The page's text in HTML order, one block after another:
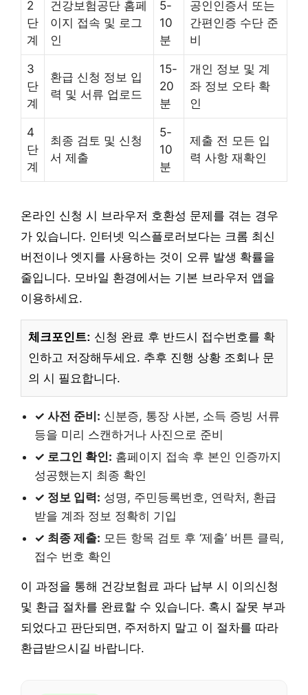
2
단
계
건강보험공단 홈페
이지 접속 및 로그
인
5-
10
분
공인인증서 또는
간편인증 수단 준
비
3
단
계
환급 신청 정보 입
력 및 서류 업로드
15-
20
분
개인 정보 및 계
좌 정보 오타 확
인
4
단
계
최종 검토 및 신청
서 제출
5-
10
분
제출 전 모든 입
력 사항 재확인
온라인 신청 시 브라우저 호환성 문제를 겪는 경우
가 있습니다. 인터넷 익스플로러보다는 크롬 최신
버전이나 엣지를 사용하는 것이 오류 발생 확률을
줄입니다. 모바일 환경에서는 기본 브라우저 앱을
이용하세요.
체크포인트: 신청 완료 후 반드시 접수번호를 확
인하고 저장해두세요. 추후 진행 상황 조회나 문
의 시 필요합니다.
✓ 사전 준비: 신분증, 통장 사본, 소득 증빙 서류
등을 미리 스캔하거나 사진으로 준비
✓ 로그인 확인: 홈페이지 접속 후 본인 인증까지
성공했는지 최종 확인
✓ 정보 입력: 성명, 주민등록번호, 연락처, 환급
받을 계좌 정보 정확히 기입
✓ 최종 제출: 모든 항목 검토 후 ‘제출’ 버튼 클릭,
접수 번호 확인
이 과정을 통해 건강보험료 과다 납부 시 이의신청
및 환급 절차를 완료할 수 있습니다. 혹시 잘못 부과
되었다고 판단되면, 주저하지 말고 이 절차를 따라
환급받으시길 바랍니다.